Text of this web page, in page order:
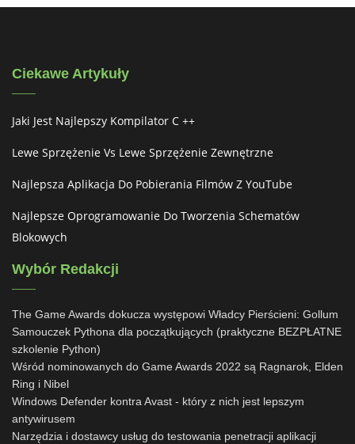
Ciekawe Artykuły
Jaki Jest Najlepszy Kompilator C ++
Lewe Sprzężenie Vs Lewe Sprzężenie Zewnętrzne
Najlepsza Aplikacja Do Pobierania Filmów Z YouTube
Najlepsze Oprogramowanie Do Tworzenia Schematów
Blokowych
Wybór Redakcji
The Game Awards dokucza występowi Władcy Pierścieni: Gollum
Samouczek Pythona dla początkujących (praktyczne BEZPŁATNE
szkolenie Python)
Wśród nominowanych do Game Awards 2022 są Ragnarok, Elden
Ring i Nibel
Windows Defender kontra Avast - który z nich jest lepszym
antywirusem
Narzędzia i dostawcy usług do testowania penetracji aplikacji